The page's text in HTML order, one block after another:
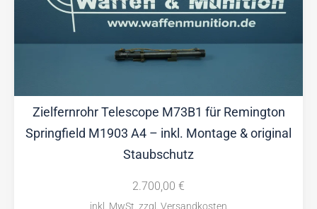
Zielfernrohr Telescope M73B1 für Remington
Springfield M1903 A4 – inkl. Montage & original
Staubschutz
2.700,00 €